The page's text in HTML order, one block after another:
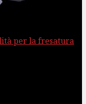
per la fresatura